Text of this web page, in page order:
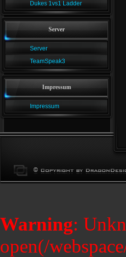
Dukes 1vs1 Ladder
Server
Server
TeamSpeak3
Impressum
Impressum
Warning:
open(/